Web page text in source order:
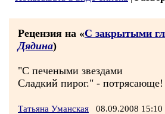
Рецензия на «С закрытыми
Дядина)
"С печеными звездами
Сладкий пирог." - потрясающе!
Татьяна Уманская 08.09.2008 15:10